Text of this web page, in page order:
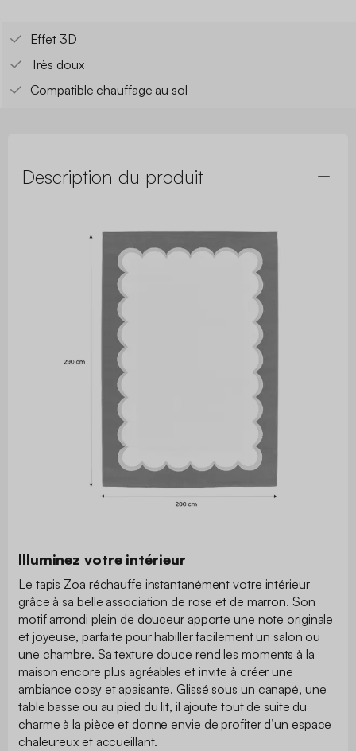
Effet 3D
Très doux
Compatible chauffage au sol
Description du produit
Illuminez votre intérieur
Le tapis Zoa réchauffe instantanément votre intérieur
grâce à sa belle association de rose et de marron. Son
motif arrondi plein de douceur apporte une note originale
et joyeuse, parfaite pour habiller facilement un salon ou
une chambre. Sa texture douce rend les moments à la
maison encore plus agréables et invite à créer une
ambiance cosy et apaisante. Glissé sous un canapé, une
table basse ou au pied du lit, il ajoute tout de suite du
charme à la pièce et donne envie de profiter d’un espace
chaleureux et accueillant.